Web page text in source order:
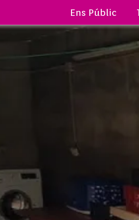
Ens Públic
CA